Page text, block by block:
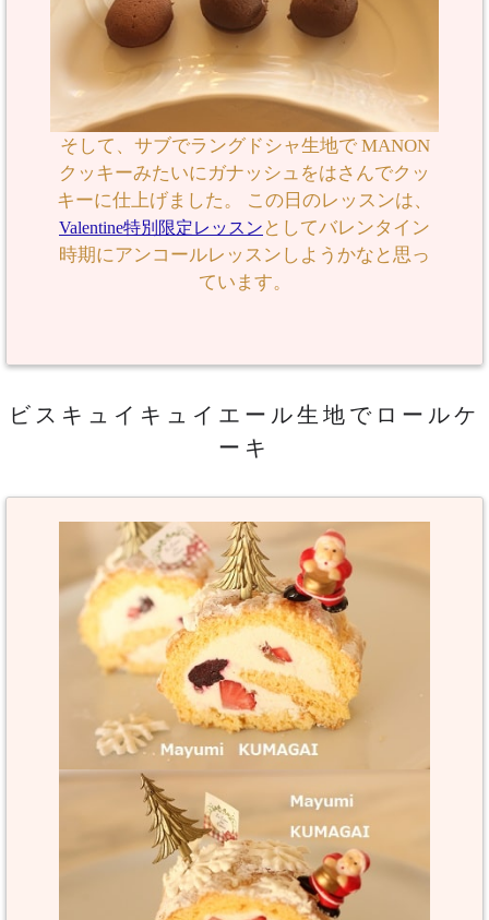
そして、サブでラングドシャ生地で MANON
クッキーみたいにガナッシュをはさんでクッ
キーに仕上げました。 この日のレッスンは、
Valentine特別限定レッスン としてバレンタイン
時期にアンコールレッスンしようかなと思っ
ています。
ビスキュイキュイエール生地でロールケ
ーキ